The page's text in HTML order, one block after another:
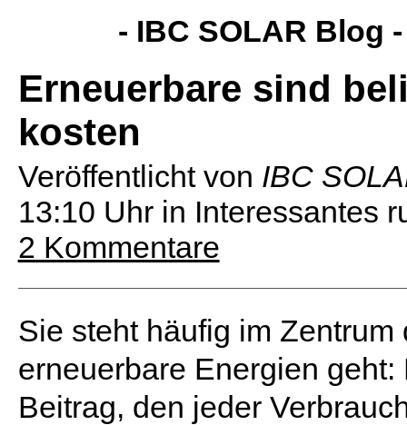
- IBC SOLAR Blog
Erneuerbare sind
kosten
Veröffentlicht von IBC
13:10 Uhr in Interessantes
2 Kommentare
Sie steht häufig im
erneuerbare Energien
Beitrag, den jeder